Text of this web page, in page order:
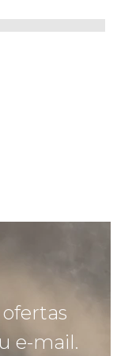
e-mail.